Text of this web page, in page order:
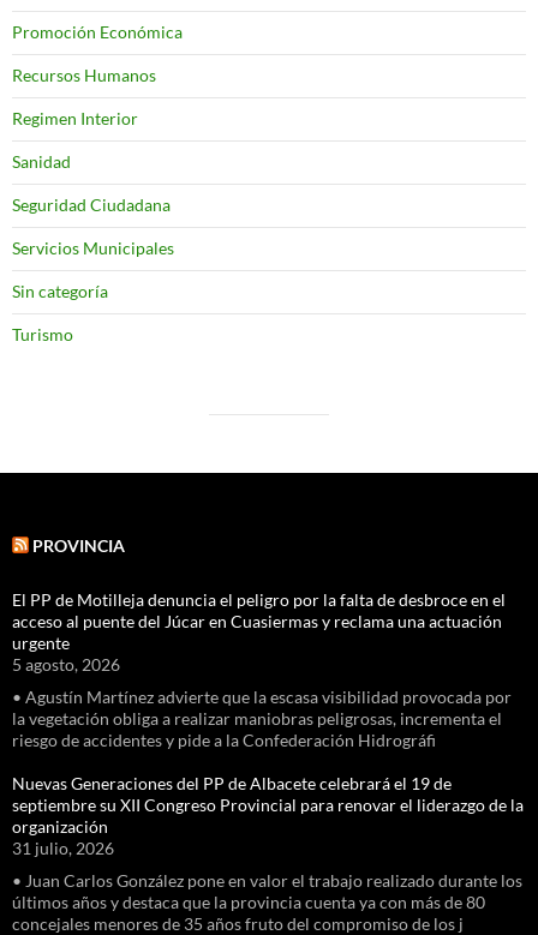
Promoción Económica
Recursos Humanos
Regimen Interior
Sanidad
Seguridad Ciudadana
Servicios Municipales
Sin categoría
Turismo
PROVINCIA
El PP de Motilleja denuncia el peligro por la falta de desbroce en el
acceso al puente del Júcar en Cuasiermas y reclama una actuación
urgente
5 agosto, 2026
• Agustín Martínez advierte que la escasa visibilidad provocada por
la vegetación obliga a realizar maniobras peligrosas, incrementa el
riesgo de accidentes y pide a la Confederación Hidrográfi
Nuevas Generaciones del PP de Albacete celebrará el 19 de
septiembre su XII Congreso Provincial para renovar el liderazgo de la
organización
31 julio, 2026
• Juan Carlos González pone en valor el trabajo realizado durante los
últimos años y destaca que la provincia cuenta ya con más de 80
concejales menores de 35 años fruto del compromiso de los j